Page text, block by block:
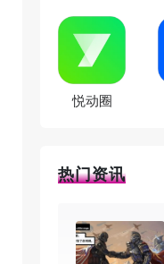
悦动圈
热门资讯